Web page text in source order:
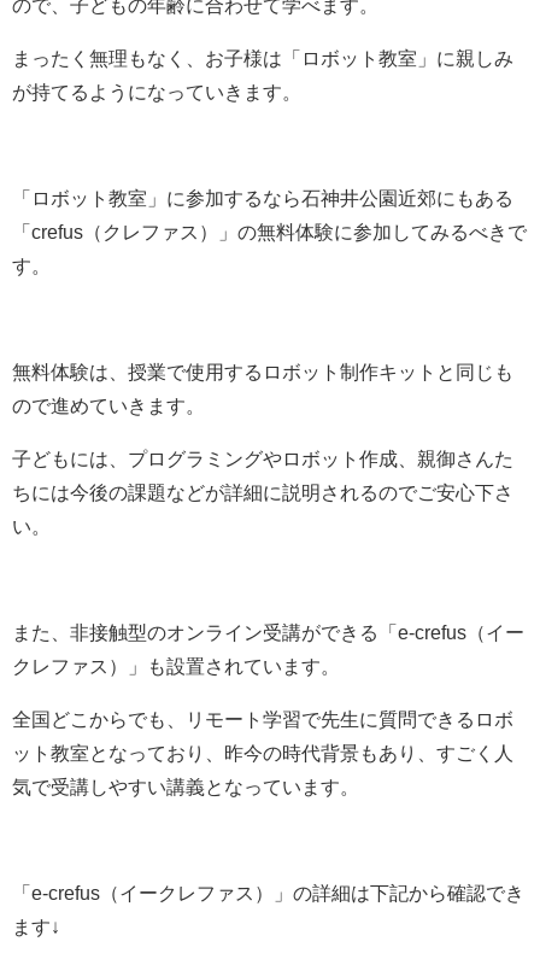
ので、子どもの年齢に合わせて学べます。
まったく無理もなく、お子様は「ロボット教室」に親しみ
が持てるようになっていきます。
「ロボット教室」に参加するなら石神井公園近郊にもある
「crefus（クレファス）」の無料体験に参加してみるべきで
す。
無料体験は、授業で使用するロボット制作キットと同じも
ので進めていきます。
子どもには、プログラミングやロボット作成、親御さんた
ちには今後の課題などが詳細に説明されるのでご安心下さ
い。
また、非接触型のオンライン受講ができる 「 e-crefus（イー
クレファス）
」も設置されています。
全国どこからでも、リモート学習で先生に質問できるロボ
ット教室となっており、昨今の時代背景もあり、すごく人
気で受講しやすい講義となっています。
「 e-crefus（イークレファス）
」の詳細は下記から確認でき
ます↓